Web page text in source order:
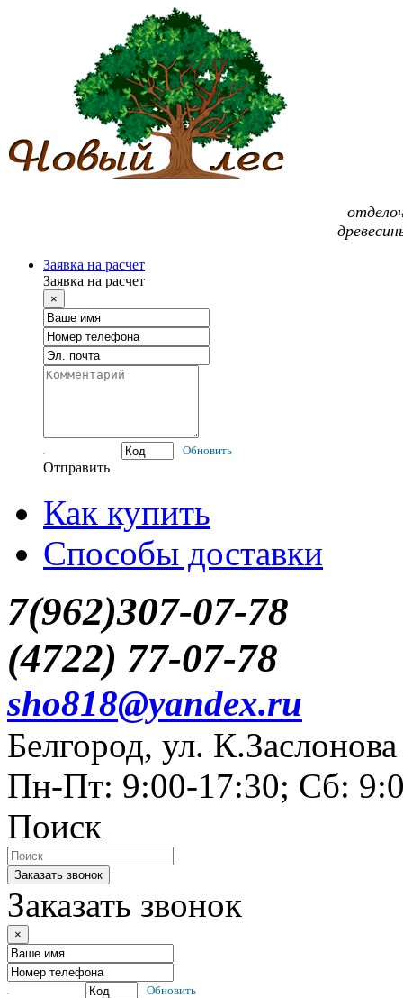
Заявка на расчет
Заявка на расчет
×
Обновить
Отправить
Как купить
Способы доставки
7(962)307-07-78
(4722) 77-07-78
sho818@yandex.ru
Белгород, ул.
Пн-Пт: 9:00-17:30; Сб:
Поиск
Заказать звонок
Заказать звонок
×
Обновить